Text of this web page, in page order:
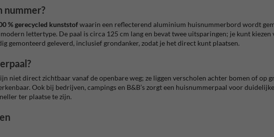
nummer?
% gerecycled kunststofwaarin een reflecterend aluminium huisnummerbord wordt
lettertype. De paal is circa 125 cm lang en bevat twee uitsparingen; je kunt
gemonteerd geleverd, inclusief grondanker, zodat je het direct kunt plaatsen.
niet direct zichtbaar vanaf de openbare weg; ze liggen verscholen achter bomen of
Ook bij bedrijven, campings en B&B’s zorgt een huisnummerpaal voor
ter plaatse te zijn.